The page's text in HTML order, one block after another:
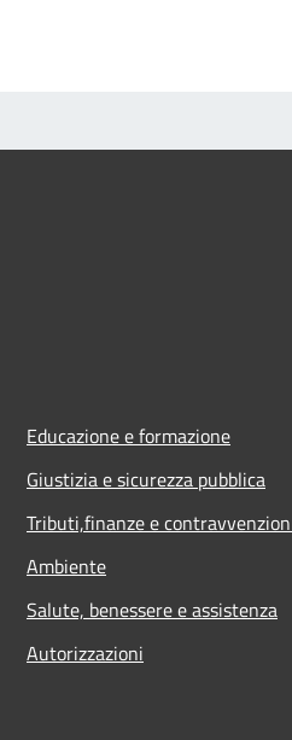
Educazione e formazione
Giustizia e sicurezza pubblica
Tributi,finanze e
Ambiente
Salute, benessere e assistenza
Autorizzazioni